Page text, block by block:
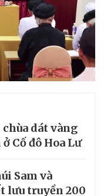
dát vàng
Cố đô Hoa Lư
Sam và
lưu truyền 200